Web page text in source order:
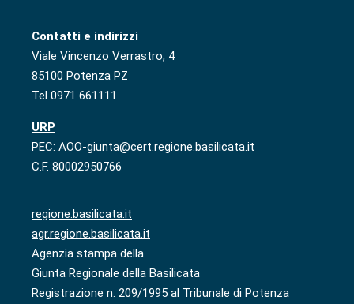
Contatti e indirizzi
Viale Vincenzo Verrastro, 4
85100 Potenza PZ
Tel 0971 661111
URP
PEC: AOO-giunta@cert.regione.basilicata.it
C.F. 80002950766
regione.basilicata.it
agr.regione.basilicata.it
Agenzia stampa della
Giunta Regionale della Basilicata
Registrazione n. 209/1995 al Tribunale di Potenza